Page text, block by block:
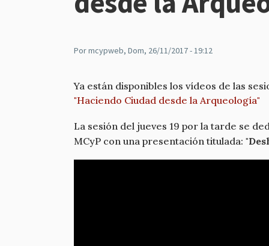
Pormcypweb, Dom, 26/11/2017 - 19:12
Ya están disponibles los vídeos de las
"Haciendo Ciudad desde la Arqueología"
La sesión del jueves 19 por la tarde se
MCyP con una presentación titulada: